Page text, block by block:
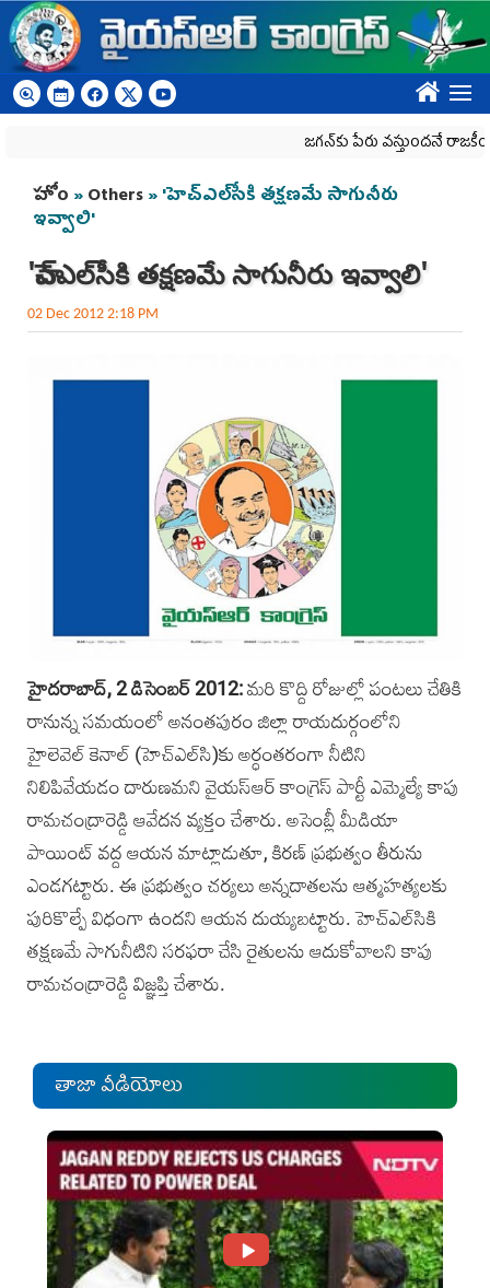
Skip to main content
????
జగన్‌కు పేరు వస్తుందనే రాజకీయ కక్షతో
You are here
హోం »Others» 'హెచ్ఎ‌ల్‌సీకి తక్షణమే సాగునీరు
ఇవ్వాలి'
'హెచ్ఎ‌ల్‌సీకి తక్షణమే సాగునీరు ఇవ్వాలి'
02 Dec 2012 2:18 PM
హైదరాబాద్‌, 2 డిసెంబర్‌ 2012:మరి కొద్ది రోజుల్లో పంటలు చేతికి
రానున్న సమయంలో అనంతపురం జిల్లా రాయదుర్గంలోని
హైలెవెల్ కెనా‌ల్‌ (హెచ్‌ఎల్‌సి)కు అర్ధంతరంగా నీటిని
నిలిపివేయడం దారుణమని వైయస్‌ఆర్‌ కాంగ్రెస్‌ పార్టీ ఎమ్మెల్యే కాపు
రామచంద్రారెడ్డి ఆవేదన వ్యక్తం చేశారు. అసెంబ్లీ మీడియా
పాయింట్‌ వద్ద ఆయన మాట్లాడుతూ, కిరణ్‌ ప్రభుత్వం తీరును
ఎండగట్టారు. ఈ ప్రభుత్వం చర్యలు అన్నదాతలను ఆత్మహత్యలకు
పురికొల్పే విధంగా ఉందని ఆయన దుయ్యబట్టారు. హెచ్‌ఎల్‌సికి
తక్షణమే సాగునీటిని సరఫరా చేసి రైతులను ఆదుకోవాలని కాపు
రామచంద్రారెడ్డి విజ్ఞప్తి చేశారు.
తాజా వీడియోలు